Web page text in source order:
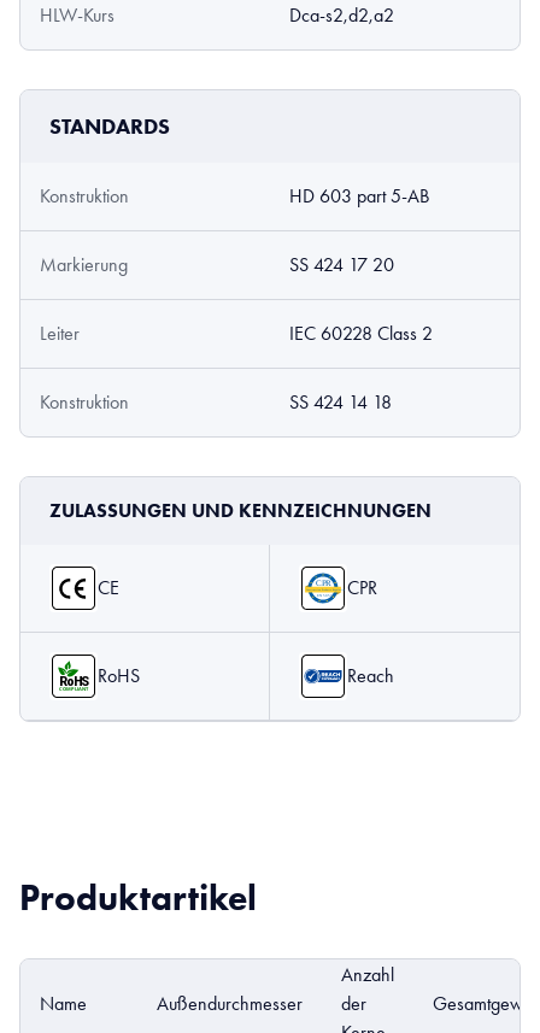
HLW-Kurs Dca-s2,d2,a2
STANDARDS
Konstruktion HD 603 part 5-AB
Markierung SS 424 17 20
Leiter IEC 60228 Class 2
Konstruktion SS 424 14 18
ZULASSUNGEN UND KENNZEICHNUNGEN
CE CPR
RoHS Reach
Produktartikel
Name Außendurchmesser
Anzahl
der